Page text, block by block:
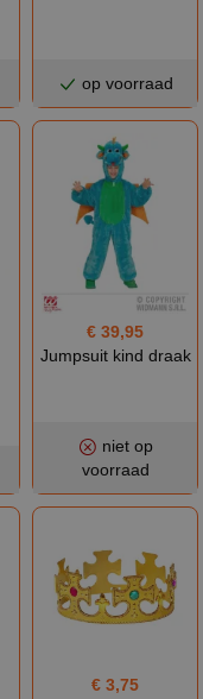
op voorraad
€ 39,95
Jumpsuit kind draak
niet op
voorraad
€ 3,75